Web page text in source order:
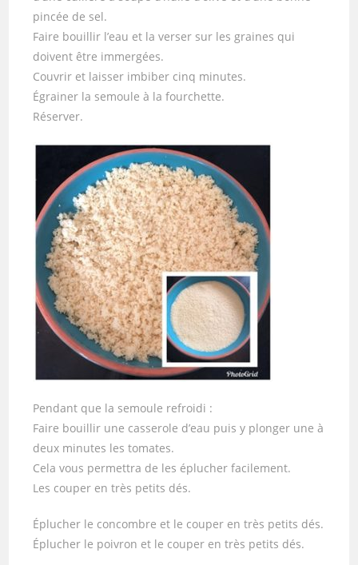
pincée de sel.
Faire bouillir l’eau et la verser sur les graines qui
doivent être immergées.
Couvrir et laisser imbiber cinq minutes.
Égrainer la semoule à la fourchette.
Réserver.
Pendant que la semoule refroidi :
Faire bouillir une casserole d’eau puis y plonger une à
deux minutes les tomates.
Cela vous permettra de les éplucher facilement.
Les couper en très petits dés.
Éplucher le concombre et le couper en très petits dés.
Éplucher le poivron et le couper en très petits dés.